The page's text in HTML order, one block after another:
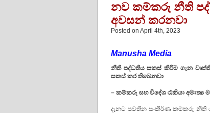
නව කම්කරු නීති
අවසන් කරනවා
Posted on April 4th, 2023
Manusha Media
නීති පද්ධතිය සකස් කිරීම ගැන
සකස් කර තිබෙනවා
– කම්කරු සහ විදේශ රැකියා අමාත්‍ය
දැනට පවතින සංකීර්ණ කම්කරු නීති